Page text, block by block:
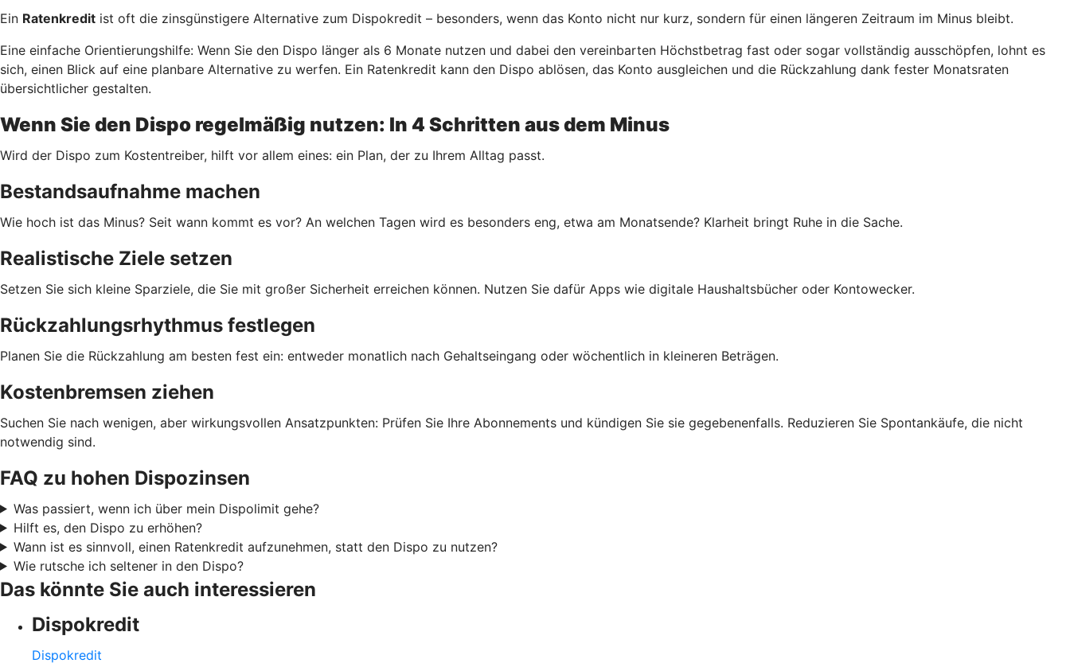
Ein Ratenkredit ist oft die zinsgünstigere Alternative zum Dispokredit – besonders, wenn das Konto nicht nur kurz, sondern für einen längeren Zeitraum im Minus bleibt.
Eine einfache Orientierungshilfe: Wenn Sie den Dispo länger als 6 Monate nutzen und dabei den vereinbarten Höchstbetrag fast oder sogar vollständig ausschöpfen, lohnt es
sich, einen Blick auf eine planbare Alternative zu werfen. Ein Ratenkredit kann den Dispo ablösen, das Konto ausgleichen und die Rückzahlung dank fester Monatsraten
übersichtlicher gestalten.
Wenn Sie den Dispo regelmäßig nutzen: In 4 Schritten aus dem Minus
Wird der Dispo zum Kostentreiber, hilft vor allem eines: ein Plan, der zu Ihrem Alltag passt.
Bestandsaufnahme machen
Wie hoch ist das Minus? Seit wann kommt es vor? An welchen Tagen wird es besonders eng, etwa am Monatsende? Klarheit bringt Ruhe in die Sache.
Realistische Ziele setzen
Setzen Sie sich kleine Sparziele, die Sie mit großer Sicherheit erreichen können. Nutzen Sie dafür Apps wie digitale Haushaltsbücher oder Kontowecker.
Rückzahlungsrhythmus festlegen
Planen Sie die Rückzahlung am besten fest ein: entweder monatlich nach Gehaltseingang oder wöchentlich in kleineren Beträgen.
Kostenbremsen ziehen
Suchen Sie nach wenigen, aber wirkungsvollen Ansatzpunkten: Prüfen Sie Ihre Abonnements und kündigen Sie sie gegebenenfalls. Reduzieren Sie Spontankäufe, die nicht
notwendig sind.
FAQ zu hohen Dispozinsen
Was passiert, wenn ich über mein Dispolimit gehe?
Hilft es, den Dispo zu erhöhen?
Wann ist es sinnvoll, einen Ratenkredit aufzunehmen, statt den Dispo zu nutzen?
Wie rutsche ich seltener in den Dispo?
Das könnte Sie auch interessieren
Dispokredit
Dispokredit